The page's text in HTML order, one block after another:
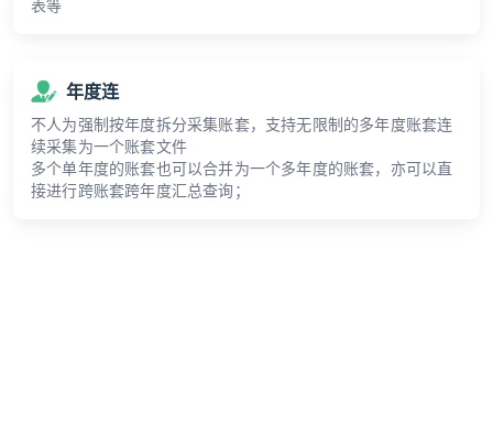
表等
年度连
不人为强制按年度拆分采集账套，支持无限制的多年度账套连
续采集为一个账套文件
多个单年度的账套也可以合并为一个多年度的账套，亦可以直
接进行跨账套跨年度汇总查询；